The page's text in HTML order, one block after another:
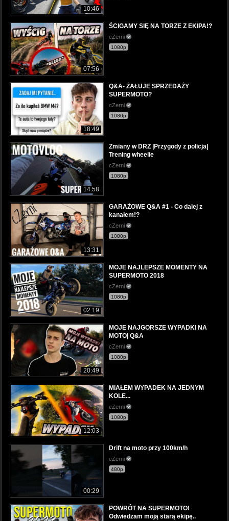
10:46
07:56
ŚCIGAMY SIĘ NA TORZE Z EKIPA!?
cZerni
1080p
18:49
Q&A- ŻAŁUJĘ SPRZEDAŻY
SUPERMOTO?
cZerni
1080p
14:58
Zmiany w DRZ |Przygody z policja|
Trening wheelie
cZerni
1080p
13:31
GARAŻOWE Q&A #1 - Co dalej z
kanałem!?
cZerni
1080p
02:19
MOJE NAJLEPSZE MOMENTY NA
SUPERMOTO 2018
cZerni
1080p
20:49
MOJE NAJGORSZE WYPADKI NA
MOTO| Q&A
cZerni
1080p
12:03
MIAŁEM WYPADEK NA JEDNYM
KOLE...
cZerni
1080p
00:29
Drift na moto przy 100km/h
cZerni
480p
POWRÓT NA SUPERMOTO!
Odwiedzam moją starą ekipę..